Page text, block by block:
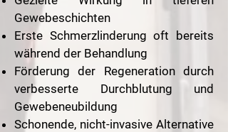
Gewebeschichten
Erste Schmerzlinderung oft bereits
während der Behandlung
Förderung der Regeneration durch
verbesserte Durchblutung und
Gewebeneubildung
Schonende, nicht-invasive Alternative